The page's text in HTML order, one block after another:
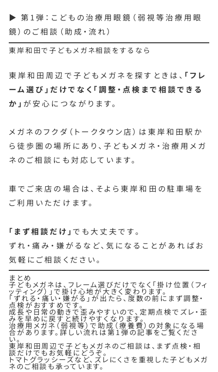
▶ 第1弾：こどもの治療用眼鏡（弱視等治療用眼
鏡）のご相談（助成・流れ）
東岸和田で子どもメガネ相談をするなら
東岸和田周辺で子どもメガネを探すときは、 「フレ
ーム選び」だけでなく「調整・点検まで相談できる
か」 が安心につながります。
メガネのフクダ（トークタウン店）は東岸和田駅か
ら徒歩圏の場所にあり、子どもメガネ・治療用メガ
ネのご相談にも対応しています。
車でご来店の場合は、そよら東岸和田の駐車場を
ご利用いただけます。
「まず相談だけ」 でも大丈夫です。
ずれ・痛み・嫌がるなど、気になることがあればお
気軽にご相談ください。
まとめ
子どもメガネは、フレーム選びだけでなく「掛け位置（フィ
ッティング）」で掛け心地が大きく変わります。
「ずれる・痛い・嫌がる」が出たら、度数の前にまず調整・
点検がおすすめです。
成長や日常の動きで歪みやすいので、定期点検でズレ・歪
みを早めに戻すと続けやすくなります。
治療用メガネ（弱視等）で助成（療養費）の対象になる場
合があります。詳しい流れは第1弾の記事をご覧くださ
い。
東岸和田周辺で子どもメガネのご相談は、まず点検・相
談だけでもお気軽にどうぞ。
トマトグラッシーズなど、ズレにくさを重視した子どもメガ
ネのご相談も承っています。